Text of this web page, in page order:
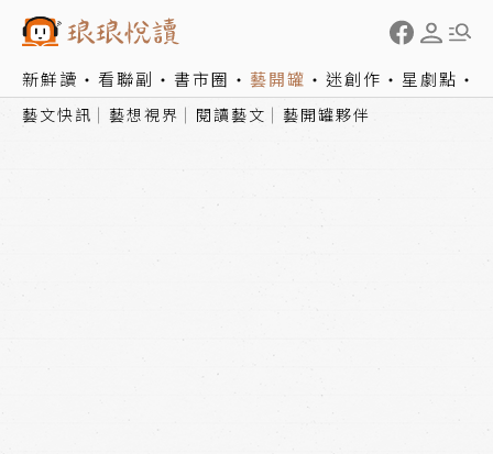
新鮮讀 看聯副 書市圈 藝開罐 迷創作 星劇點
藝文快訊 藝想視界 閱讀藝文 藝開罐夥伴